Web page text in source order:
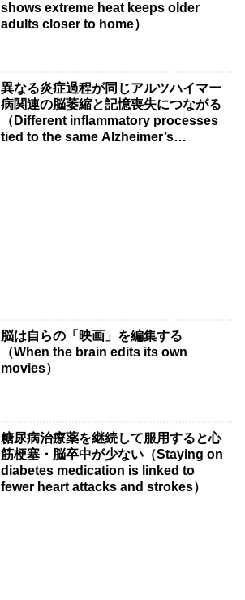
shows extreme heat keeps older
adults closer to home）
異なる炎症過程が同じアルツハイマー
病関連の脳萎縮と記憶喪失につながる
（Different inflammatory processes
tied to the same Alzheimer’s
脳は自らの「映画」を編集する
（When the brain edits its own
movies）
糖尿病治療薬を継続して服用すると心
筋梗塞・脳卒中が少ない（Staying on
diabetes medication is linked to
fewer heart attacks and strokes）